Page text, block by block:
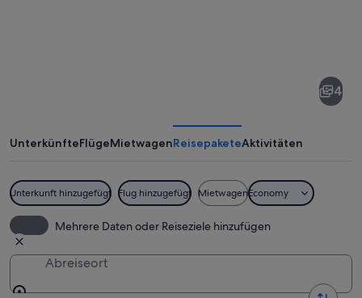
4
UnterkünfteFlügeMietwagenReisepaketeAktivitäten
Unterkunft hinzugefügt Flug hinzugefügt MietwagenEconomy
Mehrere Daten oder Reiseziele hinzufügen
Abreiseort